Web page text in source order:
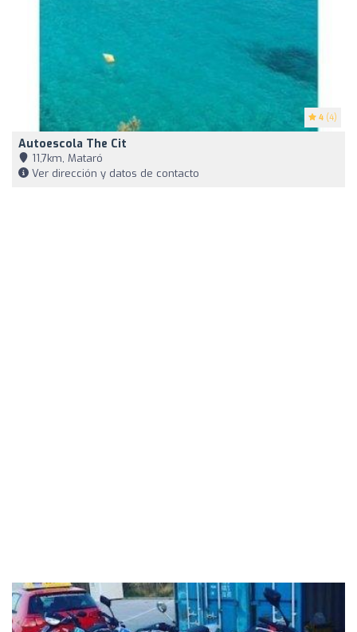
4 (4)
Autoescola The Cit
11,7km, Mataró
Ver dirección y datos de contacto